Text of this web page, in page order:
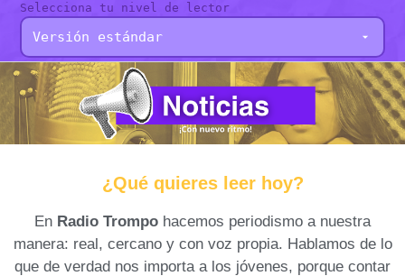
Selecciona tu nivel de lector
¿Qué quieres leer hoy?
En Radio Trompo hacemos periodismo a nuestra
manera: real, cercano y con voz propia. Hablamos de lo
que de verdad nos importa a los jóvenes, porque contar